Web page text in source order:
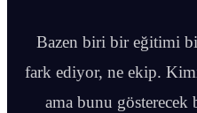
Bazen biri bir eğitimi
fark ediyor, ne ekip.
ama bunu